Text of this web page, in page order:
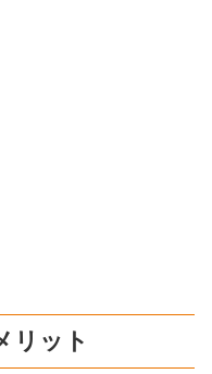
リット